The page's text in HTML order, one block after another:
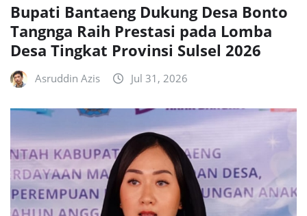
Bupati Bantaeng Dukung Desa Bonto
Tangnga Raih Prestasi pada Lomba
Desa Tingkat Provinsi Sulsel 2026
Asruddin Azis Jul 31, 2026